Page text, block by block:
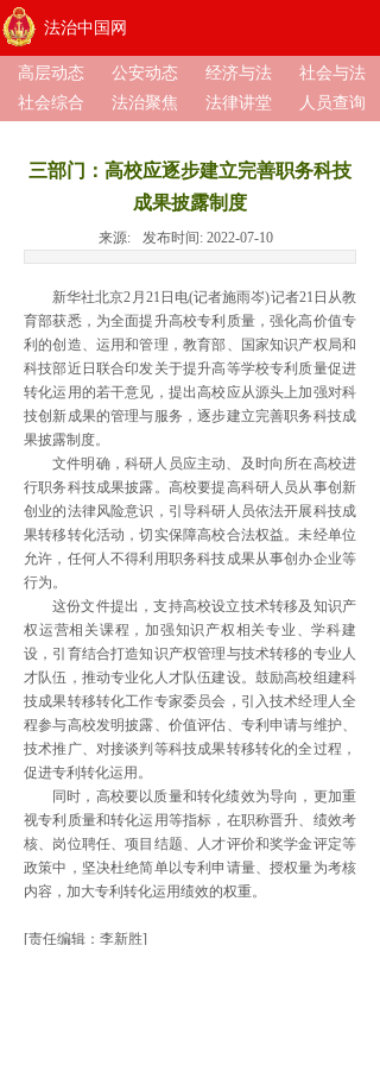
法治中国网
高层动态 公安动态 经济与法
社会与法
社会综合
法治聚焦 法律讲堂 人员查询
三部门：高校应逐步建立完善职务科技
成果披露制度
来源: 发布时间: 2022-07-10
新华社北京2月21日电(记者施雨岑)记者21日从教
育部获悉，为全面提升高校专利质量，强化高价值专
利的创造、运用和管理，教育部、国家知识产权局和
科技部近日联合印发关于提升高等学校专利质量促进
转化运用的若干意见，提出高校应从源头上加强对科
技创新成果的管理与服务，逐步建立完善职务科技成
果披露制度。
文件明确，科研人员应主动、及时向所在高校进
行职务科技成果披露。高校要提高科研人员从事创新
创业的法律风险意识，引导科研人员依法开展科技成
果转移转化活动，切实保障高校合法权益。未经单位
允许，任何人不得利用职务科技成果从事创办企业等
行为。
这份文件提出，支持高校设立技术转移及知识产
权运营相关课程，加强知识产权相关专业、学科建
设，引育结合打造知识产权管理与技术转移的专业人
才队伍，推动专业化人才队伍建设。鼓励高校组建科
技成果转移转化工作专家委员会，引入技术经理人全
程参与高校发明披露、价值评估、专利申请与维护、
技术推广、对接谈判等科技成果转移转化的全过程，
促进专利转化运用。
同时，高校要以质量和转化绩效为导向，更加重
视专利质量和转化运用等指标，在职称晋升、绩效考
核、岗位聘任、项目结题、人才评价和奖学金评定等
政策中，坚决杜绝简单以专利申请量、授权量为考核
内容，加大专利转化运用绩效的权重。
[责任编辑：李新胜]